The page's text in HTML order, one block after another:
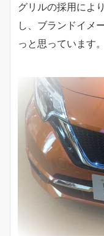
グリルの採用によ
し、ブランドイメ
っと思っています。